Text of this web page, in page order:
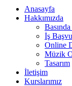
Anasayfa
Hakkımızda
İş
Online
Müzik
Tasarım
İletişim
Kurslarımız